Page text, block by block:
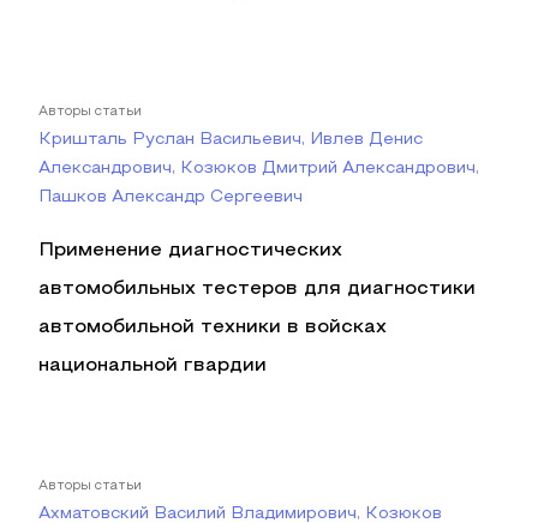
Авторы статьи
Кришталь Руслан Васильевич, Ивлев Денис
Александрович, Козюков Дмитрий Александрович,
Пашков Александр Сергеевич
Применение диагностических
автомобильных тестеров для диагностики
автомобильной техники в войсках
национальной гвардии
Авторы статьи
Ахматовский Василий Владимирович, Козюков